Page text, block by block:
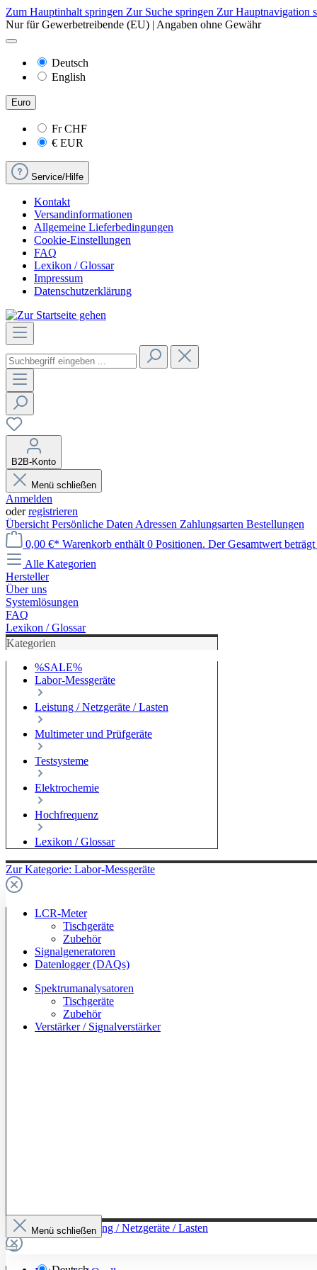
Zum Hauptinhalt springen Zur Suche springen Zur Hauptnavigation
Nur für Gewerbetreibende (EU) | Angaben ohne Gewähr
Deutsch
English
Euro
FrCHF
€ EUR
Service/Hilfe
Kontakt
Versandinformationen
Allgemeine Lieferbedingungen
Cookie-Einstellungen
FAQ
Lexikon / Glossar
Impressum
Datenschutzerklärung
B2B-Konto
Menü schließen
Anmelden
oderregistrieren
Übersicht Persönliche Daten Adressen Zahlungsarten Bestellungen
0,00 €* Warenkorb enthält 0 Positionen. Der Gesamtwert
Alle Kategorien
Hersteller
Über uns
Systemlösungen
FAQ
Lexikon / Glossar
Kategorien
%SALE%
Labor-Messgeräte
Leistung / Netzgeräte / Lasten
Multimeter und Prüfgeräte
Testsysteme
Elektrochemie
Hochfrequenz
Lexikon / Glossar
Zur Kategorie: Labor-Messgeräte
LCR-Meter
Tischgeräte
Zubehör
Signalgeneratoren
Datenlogger (DAQs)
Spektrumanalysatoren
Tischgeräte
Zubehör
Verstärker / Signalverstärker
Zur Kategorie: Leistung / Netzgeräte / Lasten
Menü schließen